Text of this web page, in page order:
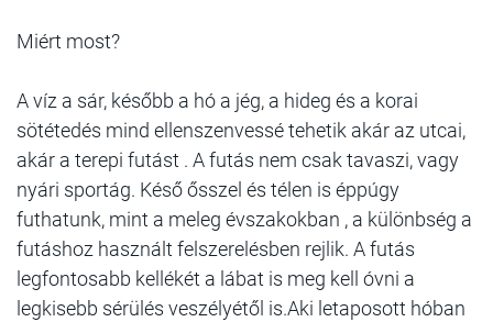
Miért most?
A víz a sár, később a hó a jég, a hideg és a korai
sötétedés mind ellenszenvessé tehetik akár az utcai,
akár a terepi futást . A futás nem csak tavaszi, vagy
nyári sportág. Késő ősszel és télen is éppúgy
futhatunk, mint a meleg évszakokban , a különbség a
futáshoz használt felszerelésben rejlik. A futás
legfontosabb kellékét a lábat is meg kell óvni a
legkisebb sérülés veszélyétől is.Aki letaposott hóban